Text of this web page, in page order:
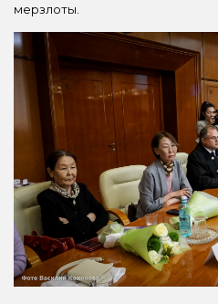
мерзлоты.